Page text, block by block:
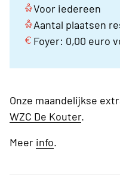
Voor iedereen
Aantal plaatsen
Foyer: 0,00 euro
Onze maandelijkse
WZC De Kouter.
Meer info.